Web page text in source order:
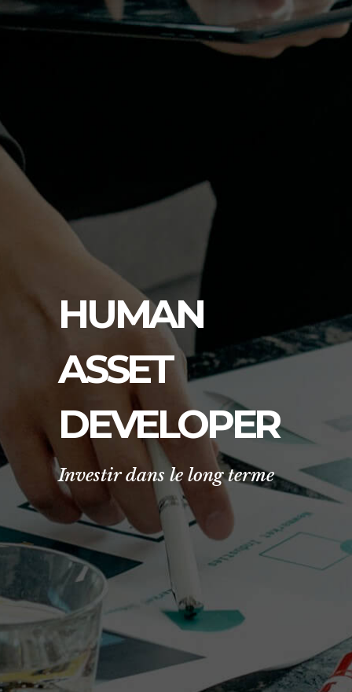
HUMAN
ASSET
DEVELOPER
Investir dans le long terme